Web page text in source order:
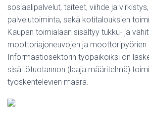
sosiaalipalvelut, taiteet, viihde ja
palvelutoiminta, sekä kotitalouksien
Kaupan toimialaan sisältyy tukku- ja
moottoriajoneuvojen ja moottoripyörien
Informaatiosektorin työpaikoiksi on
sisältötuotannon (laaja määritelmä)
työskentelevien määrä.